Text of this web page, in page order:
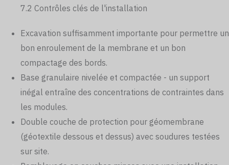
7.2 Contrôles clés de l'installation
Excavation suffisamment importante pour permettre un
bon enroulement de la membrane et un bon
compactage des bords.
Base granulaire nivelée et compactée - un support
inégal entraîne des concentrations de contraintes dans
les modules.
Double couche de protection pour géomembrane
(géotextile dessous et dessus) avec soudures testées
sur site.